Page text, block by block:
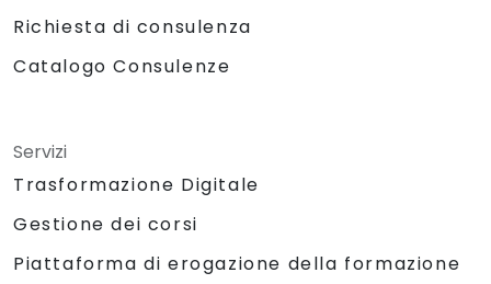
Richiesta di consulenza
Catalogo Consulenze
Servizi
Trasformazione Digitale
Gestione dei corsi
Piattaforma di erogazione della formazione